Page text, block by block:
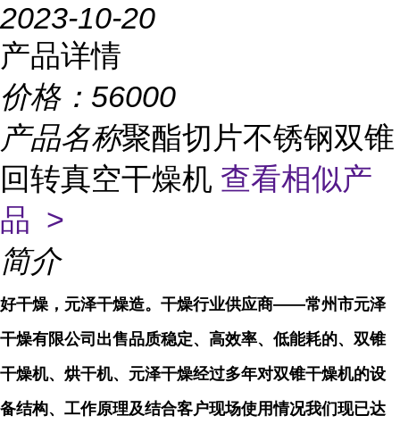
2023-10-20
产品详情
价格： 56000
产品名称聚酯切片不锈钢双锥
回转真空干燥机 查看相似产
品 >
简介
好干燥，元泽干燥造。干燥行业供应商——常州市元泽
干燥有限公司出售品质稳定、高效率、低能耗的、双锥
干燥机、烘干机、元泽干燥经过多年对双锥干燥机的设
备结构、工作原理及结合客户现场使用情况我们现已达